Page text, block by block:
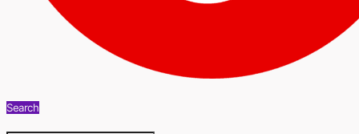
Search